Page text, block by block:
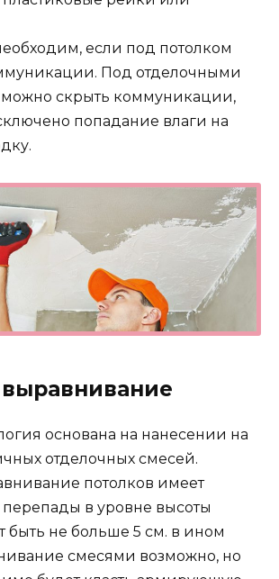
если под потолком
Под отделочными
скрыть коммуникации,
попадание влаги на
основана на нанесении на
отделочных смесей.
потолков имеет
в уровне высоты
быть не больше 5 см. в ином
смесями возможно, но